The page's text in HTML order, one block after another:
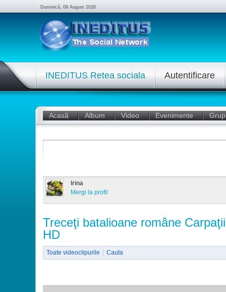
Duminică, 09 August 2026
INEDITUS Retea sociala Autentificare
Acasă Album Video Evenimente
Irina
Mergi la profil
Treceţi batalioane române
HD
Toate videoclipurile Cauta